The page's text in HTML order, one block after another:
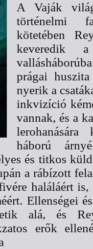
A Vaják
történelmi
kötetében
keveredik
prágai
nyerik a
inkvizíció
vannak, és a
háború
és titkos
a rábízott
haláláért is,
Ellenségei
alá, és
erők